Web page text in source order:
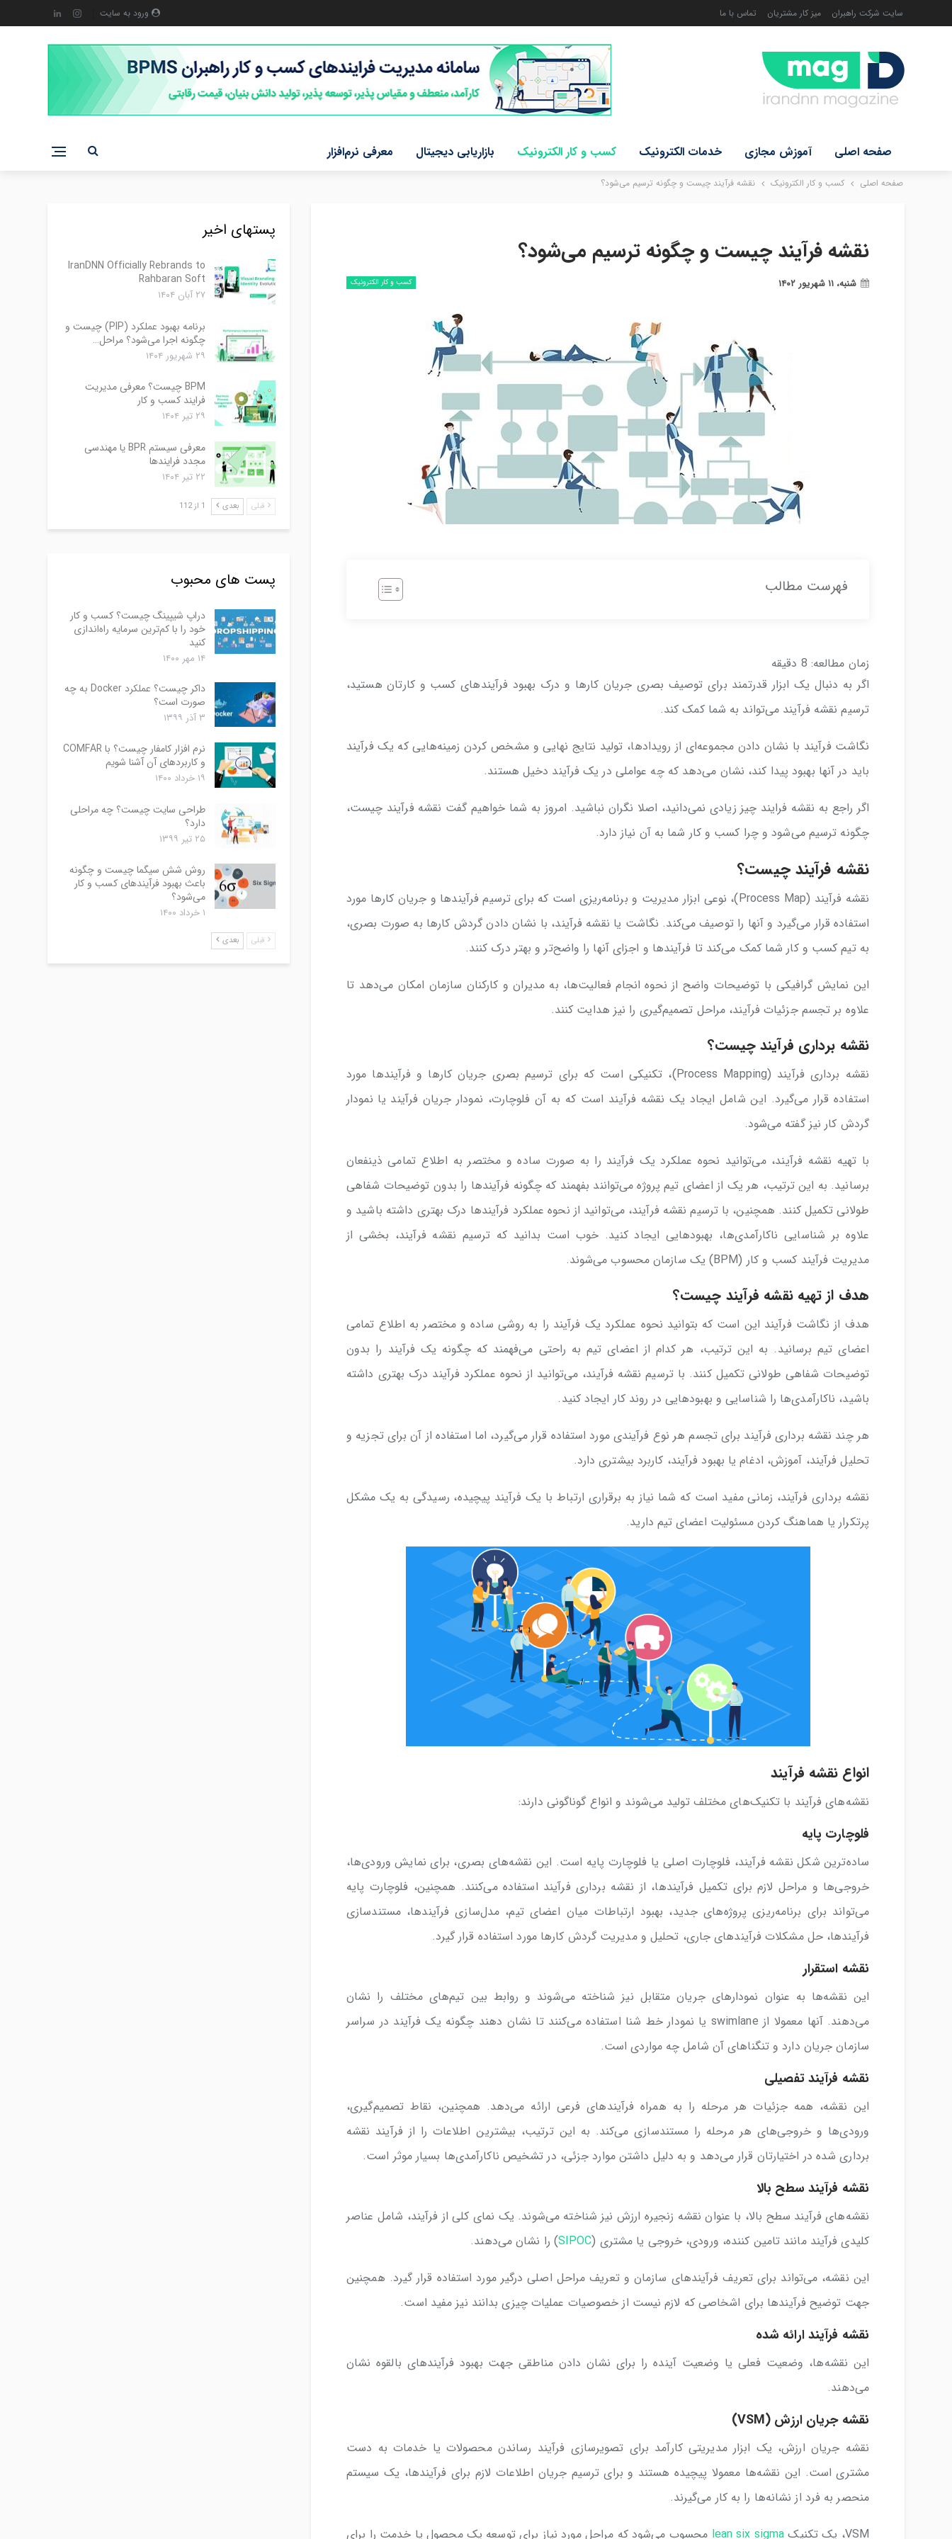
ورود به سایت سایت شرکت راهبران میز کار مشتریان تماس با ما
صفحه اصلی آموزش مجازی خدمات الکترونیک کسب و کار الکترونیک بازاریابی دیجیتال معرفی نرم‌افزار
صفحه اصلی کسب و کار الکترونیک نقشه فرآیند چیست و چگونه ترسیم می‌شود؟
نقشه فرآیند چیست و چگونه ترسیم می‌شود؟
کسب و کار الکترونیک شنبه، ۱۱ شهریور ۱۴۰۲
فهرست مطالب
زمان مطالعه: 8 دقیقه
اگر به دنبال یک ابزار قدرتمند برای توصیف بصری جریان کارها و درک بهبود فرآیندهای کسب و کارتان هستید،
ترسیم نقشه فرآیند می‌تواند به شما کمک کند.
نگاشت فرآیند با نشان دادن مجموعه‌ای از رویدادها، تولید نتایج نهایی و مشخص کردن زمینه‌هایی که یک فرآیند
باید در آنها بهبود پیدا کند، نشان می‌دهد که چه عواملی در یک فرآیند دخیل هستند.
اگر راجع به نقشه فرایند چیز زیادی نمی‌دانید، اصلا نگران نباشید. امروز به شما خواهیم گفت نقشه فرآیند چیست،
چگونه ترسیم می‌شود و چرا کسب و کار شما به آن نیاز دارد.
نقشه فرآیند چیست؟
نقشه فرآیند (Process Map)، نوعی ابزار مدیریت و برنامه‌ریزی است که برای ترسیم فرآیندها و جریان کارها مورد
استفاده قرار می‌گیرد و آنها را توصیف می‌کند. نگاشت یا نقشه فرآیند، با نشان دادن گردش کارها به صورت بصری،
به تیم‌ کسب و کار شما کمک می‌کند تا فرآیندها و اجزای آنها را واضح‌تر و بهتر درک کنند.
این نمایش گرافیکی با توضیحات واضح از نحوه انجام فعالیت‌ها، به مدیران و کارکنان سازمان امکان می‌دهد تا
علاوه بر تجسم جزئیات فرآیند، مراحل تصمیم‌گیری را نیز هدایت کنند.
نقشه برداری فرآیند چیست؟
نقشه برداری فرآیند (Process Mapping)، تکنیکی است که برای ترسیم بصری جریان کارها و فرآیندها مورد
استفاده قرار می‌گیرد. این شامل ایجاد یک نقشه فرآیند است که به آن فلوچارت، نمودار جریان فرآیند یا نمودار
گردش کار نیز گفته می‌شود.
با تهیه نقشه فرآیند، می‌توانید نحوه عملکرد یک فرآیند را به صورت ساده و مختصر به اطلاع تمامی ذینفعان
برسانید. به این ترتیب، هر یک از اعضای تیم پروژه می‌توانند بفهمند که چگونه فرآیندها را بدون توضیحات شفاهی
طولانی تکمیل کنند. همچنین، با ترسیم نقشه فرآیند، می‌توانید از نحوه عملکرد فرآیندها درک بهتری داشته باشید و
علاوه بر شناسایی ناکارآمدی‌ها، بهبودهایی ایجاد کنید. خوب است بدانید که ترسیم نقشه‌ فرآیند، بخشی از
مدیریت فرآیند کسب و کار (BPM) یک سازمان محسوب می‌شوند.
هدف از تهیه نقشه فرآیند چیست؟
هدف از نگاشت فرآیند این است که بتوانید نحوه عملکرد یک فرآیند را به روشی ساده و مختصر به اطلاع تمامی
اعضای تیم برسانید. به این ترتیب، هر کدام از اعضای تیم به راحتی می‌فهمند که چگونه یک فرآیند را بدون
توضیحات شفاهی طولانی تکمیل کنند. با ترسیم نقشه فرآیند، می‌توانید از نحوه عملکرد فرآیند درک بهتری داشته
باشید، ناکارآمدی‌ها را شناسایی و بهبودهایی در روند کار ایجاد کنید.
هر چند نقشه برداری فرآیند برای تجسم هر نوع فرآیندی مورد استفاده قرار می‌گیرد، اما استفاده از آن برای تجزیه و
تحلیل فرآیند، آموزش، ادغام یا بهبود فرآیند، کاربرد بیشتری دارد.
نقشه برداری فرآیند، زمانی مفید است که شما نیاز به برقراری ارتباط با یک فرآیند پیچیده، رسیدگی به یک مشکل
پرتکرار یا هماهنگ کردن مسئولیت‌ اعضای تیم دارید.
انواع نقشه فرآیند
نقشه‌های فرآیند با تکنیک‌های مختلف تولید می‌شوند و انواع گوناگونی دارند:
فلوچارت‌ پایه
ساده‌ترین شکل نقشه فرآیند، فلوچارت اصلی یا فلوچارت پایه است. این نقشه‌های بصری، برای نمایش ورودی‌ها،
خروجی‌ها و مراحل لازم برای تکمیل فرآیندها، از نقشه برداری فرآیند استفاده می‌کنند. همچنین، فلوچارت پایه
می‌تواند برای برنامه‌ریزی پروژه‌های جدید، بهبود ارتباطات میان اعضای تیم، مدل‌سازی فرآیندها، مستندسازی
فرآیندها، حل مشکلات فرآیندهای جاری، تحلیل و مدیریت گردش کارها مورد استفاده قرار گیرد.
نقشه‌ استقرار
این نقشه‌ها به عنوان نمودارهای جریان متقابل نیز شناخته می‌شوند و روابط بین تیم‌های مختلف را نشان
می‌دهند. آنها معمولا از swimlane یا نمودار خط شنا استفاده می‌کنند تا نشان دهند چگونه یک فرآیند در سراسر
سازمان جریان دارد و تنگناهای آن شامل چه مواردی است.
نقشه‌ فرآیند تفصیلی
این نقشه‌، همه جزئیات هر مرحله را به همراه فرآیندهای فرعی ارائه می‌دهد. همچنین، نقاط تصمیم‌گیری،
ورودی‌ها و خروجی‌های هر مرحله را مستندسازی می‌کند. به این ترتیب، بیشترین اطلاعات را از فرآیند نقشه
برداری شده در اختیارتان قرار می‌دهد و به دلیل داشتن موارد جزئی، در تشخیص ناکارآمدی‌ها بسیار موثر است.
نقشه‌ فرآیند سطح بالا
نقشه‌های فرآیند سطح بالا، با عنوان نقشه‌ زنجیره ارزش نیز شناخته می‌شوند. یک نمای کلی از فرآیند، شامل عناصر
کلیدی فرآیند مانند تامین کننده، ورودی، خروجی یا مشتری (SIPOC) را نشان می‌دهند.
این نقشه،‌ می‌تواند برای تعریف فرآیندهای سازمان و تعریف مراحل اصلی درگیر مورد استفاده قرار گیرد. همچنین
جهت توضیح فرآیندها برای اشخاصی که لازم نیست از خصوصیات عملیات چیزی بدانند نیز مفید است.
نقشه‌ فرآیند ارائه شده
این نقشه‌ها، وضعیت فعلی یا وضعیت آینده را برای نشان دادن مناطقی جهت بهبود فرآیند‌های بالقوه نشان
می‌دهند.
نقشه جریان ارزش (VSM)
نقشه جریان ارزش، یک ابزار مدیریتی کارآمد برای تصویرسازی فرآیند رساندن محصولات یا خدمات به دست
مشتری است. این نقشه‌ها معمولا پیچیده هستند و برای ترسیم جریان اطلاعات لازم برای فرآیندها، یک سیستم
منحصر به فرد از نشانه‌ها را به کار می‌گیرند.
VSM، یک تکنیک lean six sigma محسوب می‌شود که مراحل مورد نیاز برای توسعه یک محصول یا خدمت را برای
پستهای اخیر
IranDNN Officially Rebrands to
Rahbaran Soft
۲۷ آبان ۱۴۰۴
برنامه بهبود عملکرد (PIP) چیست و
چگونه اجرا می‌شود؟ مراحل…
۲۹ شهریور ۱۴۰۴
BPM چیست؟ معرفی مدیریت
فرایند کسب و کار
۲۹ تیر ۱۴۰۴
معرفی سیستم BPR یا مهندسی
مجدد فرایندها
۲۲ تیر ۱۴۰۴
قبلی بعدی 1 از 112
پست های محبوب
دراپ شیپینگ چیست؟ کسب و کار
خود را با کم‌ترین سرمایه راه‌اندازی
کنید
۱۴ مهر ۱۴۰۰
داکر چیست؟ عملکرد Docker به چه
صورت است؟
۳ آذر ۱۳۹۹
نرم افزار کامفار چیست؟ با COMFAR
و کاربردهای آن آشنا شویم
۱۹ خرداد ۱۴۰۰
طراحی سایت چیست؟ چه مراحلی
دارد؟
۲۵ تیر ۱۳۹۹
روش شش سیگما چیست و چگونه
باعث بهبود فرآیندهای کسب و کار
می‌شود؟
۱ خرداد ۱۴۰۰
قبلی بعدی